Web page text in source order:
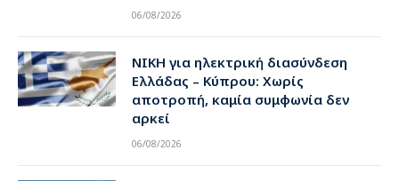
06/08/2026
ΝΙΚΗ για ηλεκτρική διασύνδεση
Ελλάδας – Κύπρου: Χωρίς
αποτροπή, καμία συμφωνία δεν
αρκεί
06/08/2026